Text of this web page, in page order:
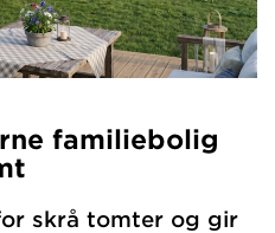
familiebolig
skrå tomter og gir